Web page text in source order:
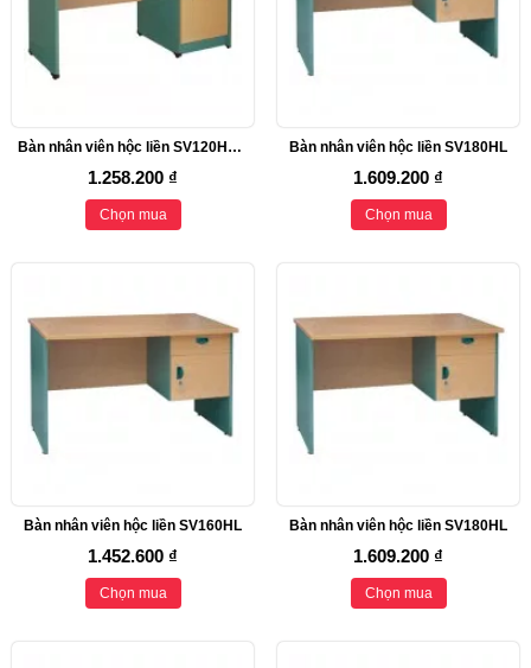
Bàn nhân viên hộc liền SV120HL3C
1.258.200 ₫
Chọn mua
Bàn nhân viên hộc liền SV180HL
1.609.200 ₫
Chọn mua
Bàn nhân viên hộc liền SV160HL
1.452.600 ₫
Chọn mua
Bàn nhân viên hộc liền SV180HL
1.609.200 ₫
Chọn mua